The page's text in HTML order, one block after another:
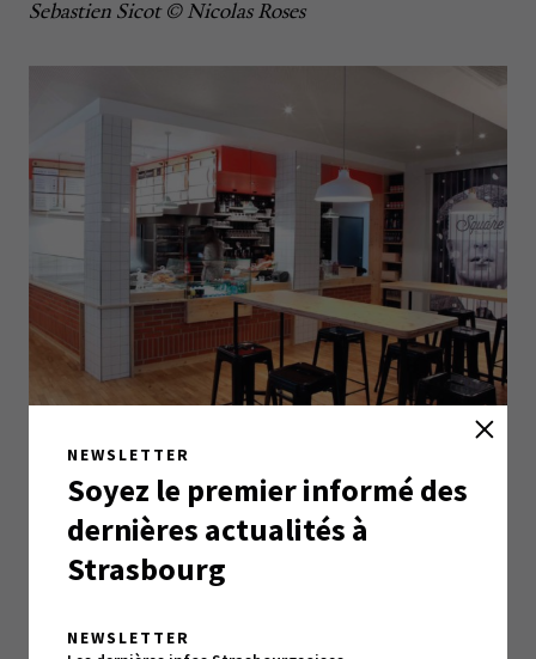
NEWSLETTER
Soyez le premier informé des
dernières actualités à
Strasbourg
NEWSLETTER
Sebastien Sicot © Nicolas Roses
Square Delicatessen